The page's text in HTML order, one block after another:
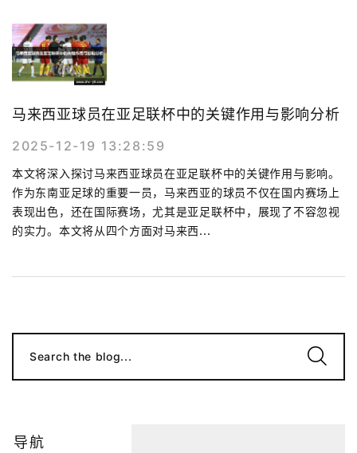
马来西亚球员在亚足联杯中的关键作用与影响分析
2025-12-19 13:28:59
本文将深入探讨马来西亚球员在亚足联杯中的关键作用与影响。
作为东南亚足球的重要一员，马来西亚的球员不仅在国内赛场上
表现出色，还在国际赛场，尤其是亚足联杯中，展现了不容忽视
的实力。本文将从四个方面对马来西...
Search the blog...
导航